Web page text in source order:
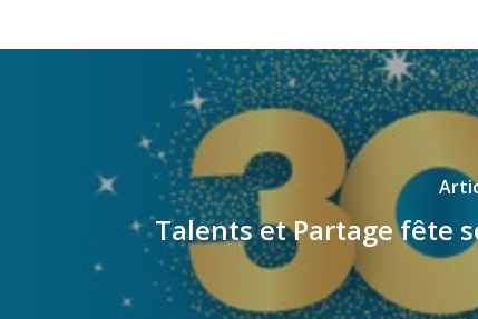
Talents et Partage fête